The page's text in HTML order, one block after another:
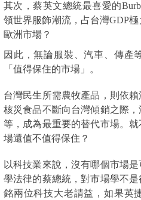
其次，蔡英文總統最喜愛的
領世界服飾潮流，占台灣GDP
歐洲市場？
因此，無論服裝、汽車、傳產
「值得保住的市場」。
台灣民生所需農牧產品，則依
核災食品不斷向台灣傾銷之際
等，成為最重要的替代市場。
場還值不值得保住？
以科技業來說，沒有哪個市場
學法律的蔡總統，對市場學不
銘兩位科技大老請益，如果英